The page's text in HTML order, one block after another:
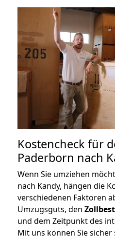
Kostencheck für
Paderborn nach
Wenn Sie umziehen
nach Kandy, hängen die
verschiedenen Faktoren
Umzugsguts, den
und dem Zeitpunkt des
Mit uns können Sie sicher